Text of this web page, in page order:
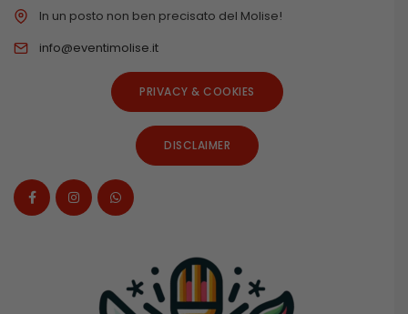
In un posto non ben precisato del Molise!
info@eventimolise.it
PRIVACY & COOKIES
DISCLAIMER